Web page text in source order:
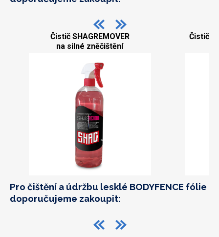
Čistič SHAGREMOVER
na silné zněčištění
Čistič
Pro čištění a údržbu lesklé BODYFENCE fólie
doporučujeme zakoupit: